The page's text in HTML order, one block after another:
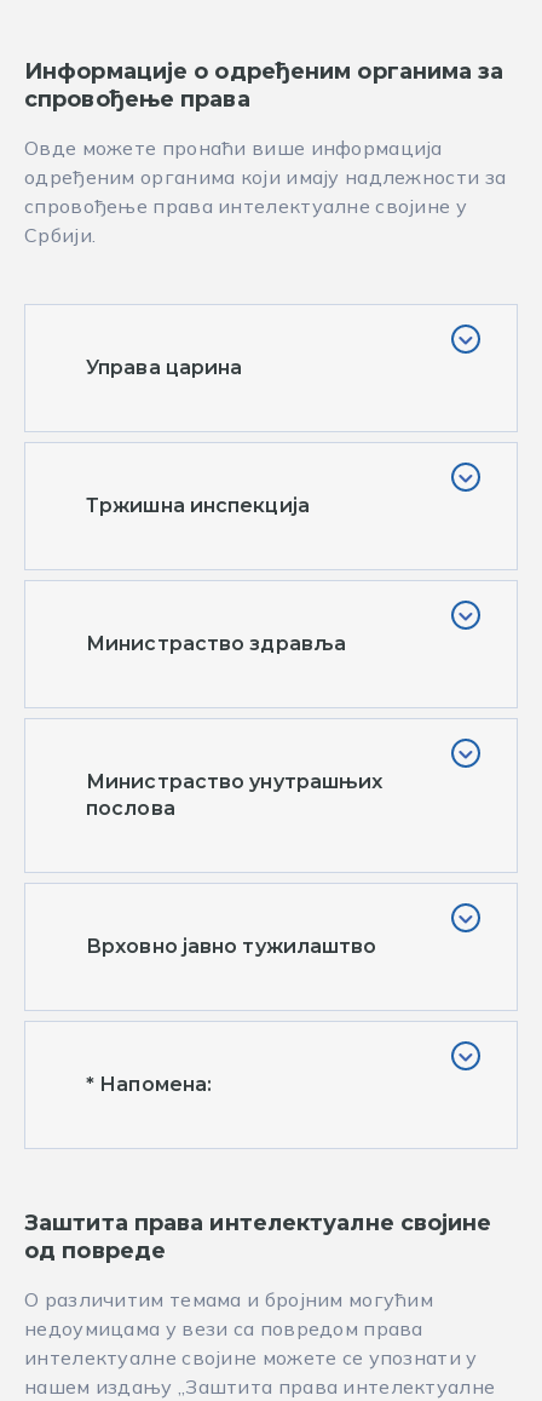
Информације о одређеним органима за
спровођење права
Овде можете пронаћи више информација
одређеним органима који имају надлежности за
спровођење права интелектуалне својине у
Србији.
Управа царина
Тржишна инспекција
Министраство здравља
Министраство унутрашњих
послова
Врховно јавно тужилаштво
* Напомена:
Заштита права интелектуалне својине
од повреде
О различитим темама и бројним могућим
недоумицама у вези са повредом права
интелектуалне својине можете се упознати у
нашем издању „Заштита права интелектуалне